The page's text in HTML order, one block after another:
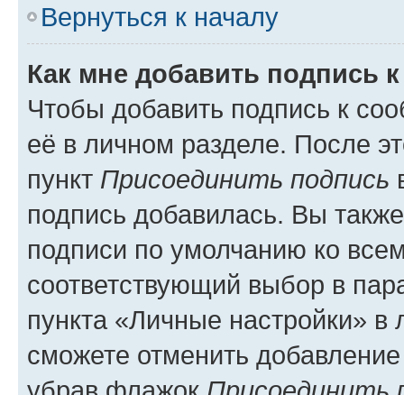
Вернуться к началу
Как мне добавить подпись
Чтобы добавить подпись к
её в личном разделе. После
пункт Присоединить подпись
подпись добавилась. Вы
подписи по умолчанию ко
соответствующий выбор в
пункта «Личные настройки»
сможете отменить